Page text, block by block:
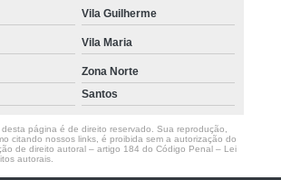
Vila Guilherme
Vila Maria
Zona Norte
Santos
página é de direito reservado. Sua reprodução,
citando nossos links, é proibida sem a autorização do
de direito autoral – artigo 184 do Código Penal – Lei
autorais